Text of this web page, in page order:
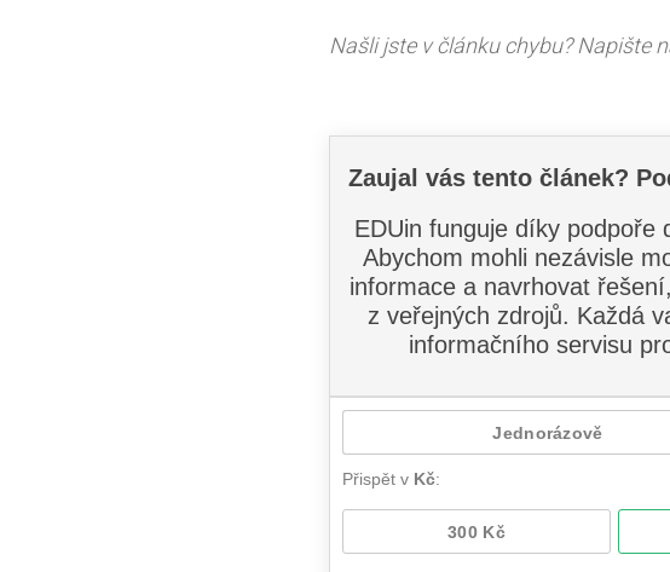
Našli jste v článku chybu? Napište